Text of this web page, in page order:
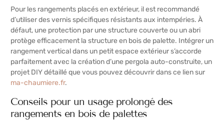
Pour les rangements placés en extérieur, il est recommandé
d’utiliser des vernis spécifiques résistants aux intempéries. À
défaut, une protection par une structure couverte ou un abri
protège efficacement la structure en bois de palette. Intégrer un
rangement vertical dans un petit espace extérieur s’accorde
parfaitement avec la création d’une pergola auto-construite, un
projet DIY détaillé que vous pouvez découvrir dans ce lien sur
ma-chaumiere.fr.
Conseils pour un usage prolongé des
rangements en bois de palettes